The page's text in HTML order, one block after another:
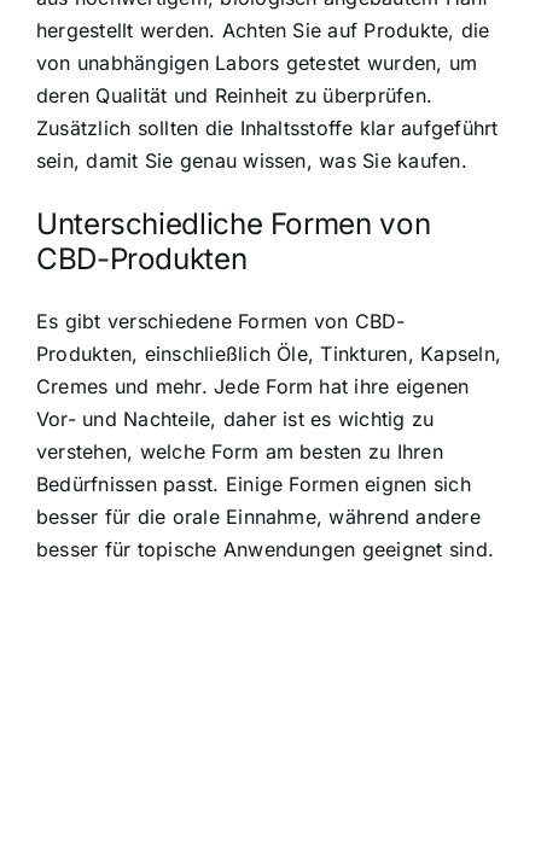
hergestellt werden. Achten Sie auf Produkte, die
von unabhängigen Labors getestet wurden, um
deren Qualität und Reinheit zu überprüfen.
Zusätzlich sollten die Inhaltsstoffe klar aufgeführt
sein, damit Sie genau wissen, was Sie kaufen.
Unterschiedliche Formen von
CBD-Produkten
Es gibt verschiedene Formen von CBD-
Produkten, einschließlich Öle, Tinkturen, Kapseln,
Cremes und mehr. Jede Form hat ihre eigenen
Vor- und Nachteile, daher ist es wichtig zu
verstehen, welche Form am besten zu Ihren
Bedürfnissen passt. Einige Formen eignen sich
besser für die orale Einnahme, während andere
besser für topische Anwendungen geeignet sind.